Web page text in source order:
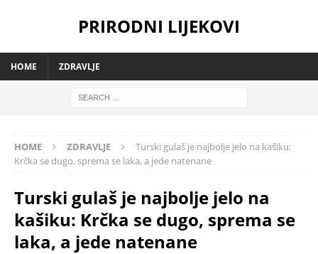
PRIRODNI LIJEKOVI
HOME ZDRAVLJE
HOME ZDRAVLJE
Turski gulaš je najbolje jelo na kašiku:
Krčka se dugo, sprema se laka, a jede natenane
Turski gulaš je najbolje jelo na
kašiku: Krčka se dugo, sprema se
laka, a jede natenane